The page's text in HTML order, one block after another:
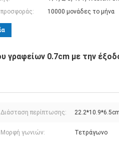
10000 μονάδες το μήνα
γραφείων 0.7cm με την
Διάσταση περίπτωσης:
Μορφή γωνιών: Τετράγωνο